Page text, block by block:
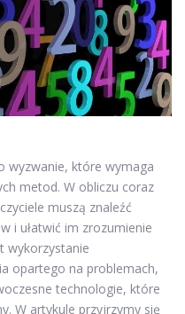
wyzwanie, które wymaga
metod. W obliczu coraz
muszą znaleźć
i ułatwić im zrozumienie
wykorzystanie
opartego na problemach,
technologie, które
W artykule przyjrzymy się